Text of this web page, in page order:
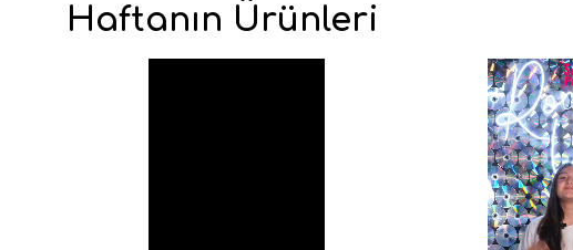
Haftanın Ürünleri